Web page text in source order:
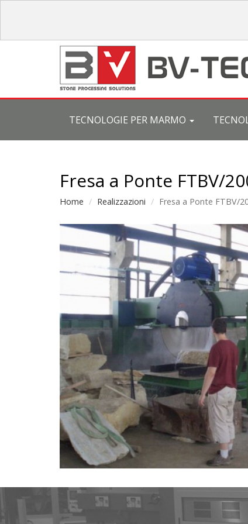
TECNOLOGIE PER MARMO
Fresa a Ponte FTBV/
Home Realizzazioni Fresa a Ponte FTBV/